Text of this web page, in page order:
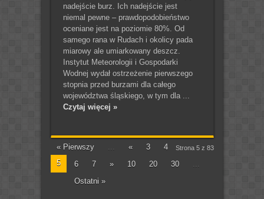
nadejście burz. Ich nadejście jest
niemal pewne – prawdopodobieństwo
oceniane jest na poziomie 80%. Od
samego rana w Rudach i okolicy pada
miarowy ale umiarkowany deszcz.
Instytut Meteorologii i Gospodarki
Wodnej wydał ostrzeżenie pierwszego
stopnia przed burzami dla całego
województwa śląskiego, w tym dla ...
Czytaj więcej »
Strona 5 z 83
« Pierwszy « 3
4
5
6 7 » 10 20 30
Ostatni »